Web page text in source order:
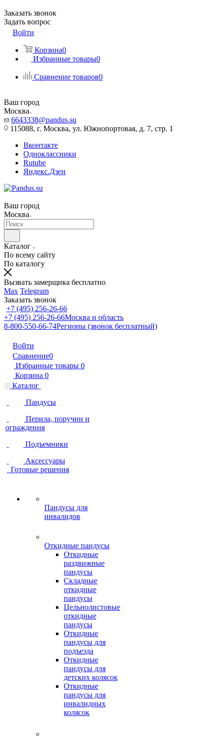
Заказать звонок
Задать вопрос
Войти
Корзина0
Избранные товары0
Сравнение товаров0
Ваш город
Москва
6643338@pandus.su
115088, г. Москва, ул. Южнопортовая, д. 7, стр. 1
Вконтакте
Одноклассники
Rutube
Яндекс.Дзен
Ваш город
Москва
Каталог
По всему сайту
По каталогу
Вызвать замерщика бесплатно
Max Telegram
Заказать звонок
+7 (495) 256-26-66
+7 (495) 256-26-66Москва и область
8-800-550-66-74Регионы (звонок бесплатный)
Войти
Сравнение0
Избранные товары 0
Корзина 0
Каталог
Пандусы
Перила, поручни и
ограждения
Подъемники
Аксессуары
Готовые решения
Пандусы для
инвалидов
Откидные пандусы
Откидные
раздвижные
пандусы
Складные
откидные
пандусы
Цельнолистовые
откидные
пандусы
Откидные
пандусы для
подъезда
Откидные
пандусы для
детских колясок
Откидные
пандусы для
инвалидных
колясок